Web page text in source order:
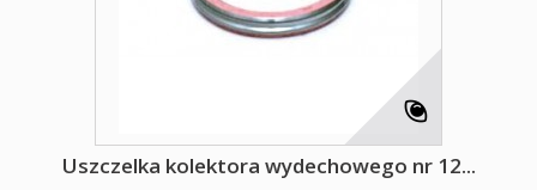
Uszczelka kolektora wydechowego nr 12...